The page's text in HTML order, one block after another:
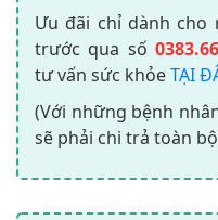
Ưu đãi chỉ dành cho
trước qua số
tư vấn sức khỏeTẠI
(Với những bệnh
sẽ phải chi trả toàn